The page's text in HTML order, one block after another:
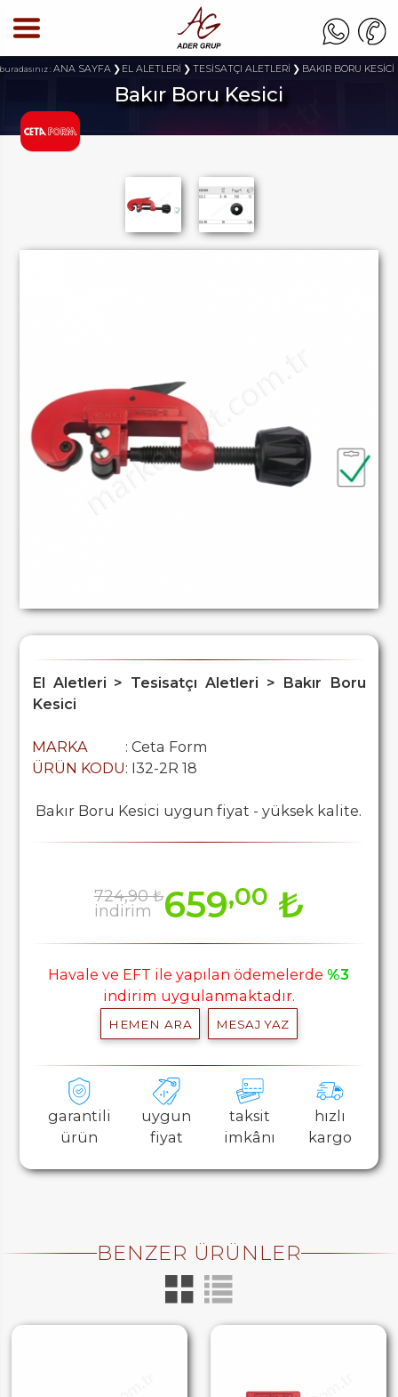
:ANA SAYFA EL ALETLERİ TESİSATÇI ALETLERİ BAKIR BORU KESİCİ
Bakır Boru Kesici
El Aletleri > Tesisatçı Aletleri > Bakır Boru
Kesici
MARKA
: Ceta Form
ÜRÜN KODU: I32-2R 18
Bakır Boru Kesici uygun fiyat - yüksek kalite.
724,90 ₺
indirim
659,00 ₺
Havale ve EFT ile yapılan ödemelerde%3
indirim uygulanmaktadır.
HEMEN ARA MESAJ YAZ
garantili
ürün
uygun
fiyat
taksit
imkânı
hızlı
kargo
BENZER ÜRÜNLER